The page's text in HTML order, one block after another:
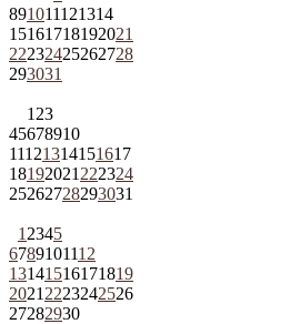
891011121314
15161718192021
22232425262728
293031
1 23
45678910
11121314151617
18192021 222324
25262728293031
1 2345
6789101112
13141516171819
2021 2223242526
27282930